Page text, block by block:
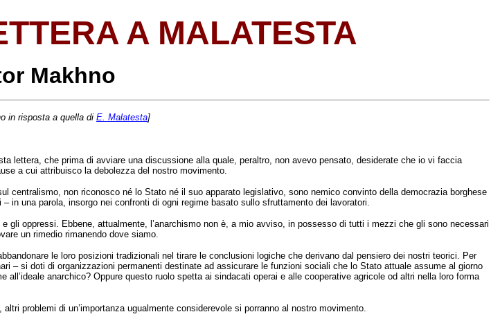
A MALATESTA
Makhno
in risposta a quella di E. Malatesta]
lettera, che prima di avviare una discussione alla quale, peraltro, non avevo pensato, desiderate che io vi faccia
a cui attribuisco la debolezza del nostro movimento.
centralismo, non riconosco né lo Stato né il suo apparato legislativo, sono nemico convinto della democrazia borghese
in una parola, insorgo nei confronti di ogni regime basato sullo sfruttamento dei lavoratori.
gli oppressi. Ebbene, attualmente, l’anarchismo non è, a mio avviso, in possesso di tutti i mezzi che gli sono necessari
un rimedio rimanendo dove siamo.
le loro posizioni tradizionali nel tirare le conclusioni logiche che derivano dal pensiero dei nostri teorici. Per
– si doti di organizzazioni permanenti destinate ad assicurare le funzioni sociali che lo Stato attuale assume al giorno
anarchico? Oppure questo ruolo spetta ai sindacati operai e alle cooperative agricole od altri nella loro forma
problemi di un’importanza ugualmente considerevole si porranno al nostro movimento.